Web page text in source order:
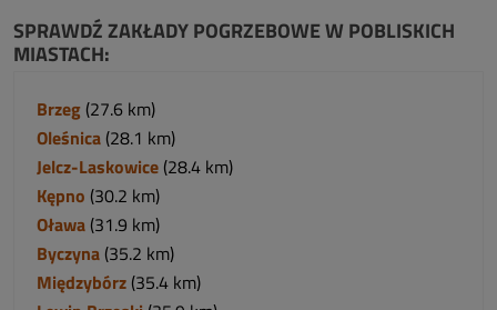
SPRAWDŹ ZAKŁADY POGRZEBOWE W POBLISKICH
MIASTACH:
Brzeg (27.6 km)
Oleśnica (28.1 km)
Jelcz-Laskowice (28.4 km)
Kępno (30.2 km)
Oława (31.9 km)
Byczyna (35.2 km)
Międzybórz (35.4 km)